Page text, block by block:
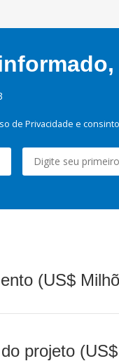
de Privacidade e
(US$
projeto